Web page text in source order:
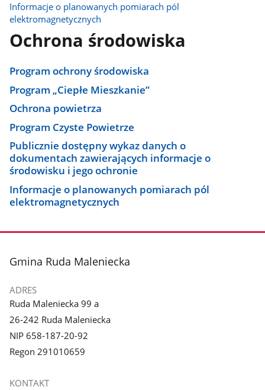
Informacje o planowanych pomiarach pól
elektromagnetycznych
Ochrona środowiska
Program ochrony środowiska
Program „Ciepłe Mieszkanie”
Ochrona powietrza
Program Czyste Powietrze
Publicznie dostępny wykaz danych o
dokumentach zawierających informacje o
środowisku i jego ochronie
Informacje o planowanych pomiarach pól
elektromagnetycznych
stopka
Gmina Ruda Maleniecka
ADRES
Ruda Maleniecka 99 a
26-242 Ruda Maleniecka
NIP 658-187-20-92
Regon 291010659
KONTAKT